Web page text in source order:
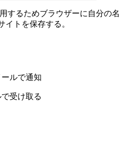
するためブラウザーに自分の名
イトを保存する。
ルで通知
受け取る